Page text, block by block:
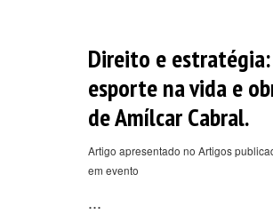
Direito e
esporte na vida e
de Amílcar Cabral.
Artigo apresentado no Artigos
em evento
...